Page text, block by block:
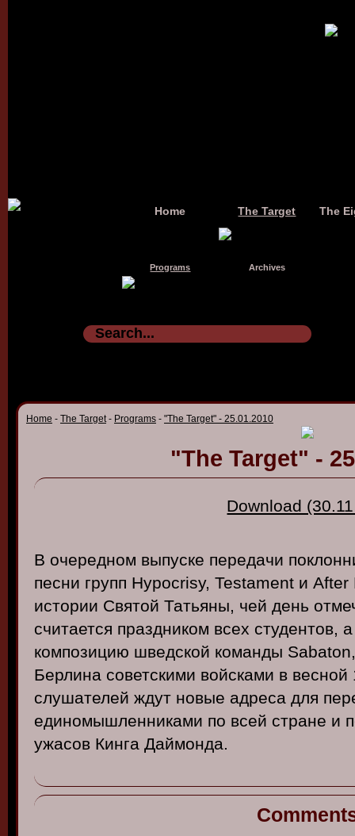
Home The Target The
Programs Archives
Home - The Target- Programs - "The Target" - 25.01.2010
"The Target" -
Download
В очередном выпуске передачи
песни групп Hypocrisy, Testament и
истории Святой Татьяны, чей день
считается праздником всех студентов,
композицию шведской команды Sabaton
Берлина советскими войсками в весной
слушателей ждут новые адреса для
единомышленниками по всей стране и
ужасов Кинга Даймонда.